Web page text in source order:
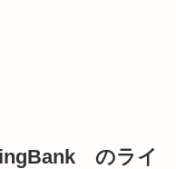
のライ